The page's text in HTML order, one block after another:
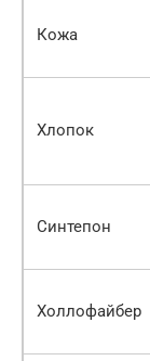
Кожа
Хлопок
Синтепон
Холлофайбер